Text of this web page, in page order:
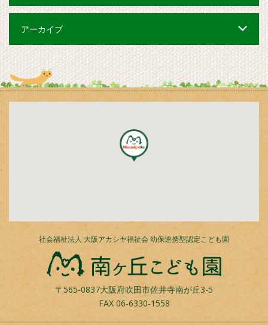
アーカイブ
社会福祉法人 大阪アカシヤ福祉会 幼保連携型認定こども園
〒565-0837大阪府吹田市佐井寺南が丘3-5
FAX 06-6330-1558